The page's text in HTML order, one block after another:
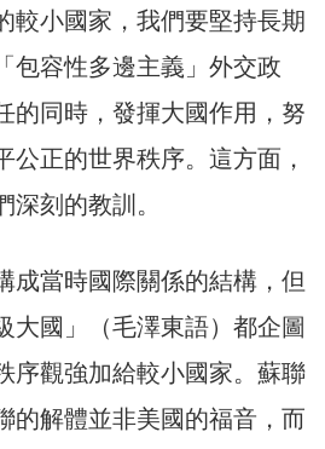
較小國家，我們要堅持長期
包容性多邊主義」外交政
的同時，發揮大國作用，努
公正的世界秩序。這方面，
刻的教訓。
成當時國際關係的結構，但
大國」（毛澤東語）都企圖
序觀強加給較小國家。蘇聯
的解體並非美國的福音，而